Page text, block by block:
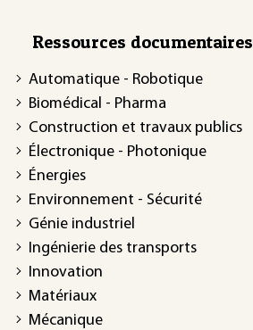
Ressources documentaires
Automatique - Robotique
Biomédical - Pharma
Construction et travaux publics
Électronique - Photonique
Énergies
Environnement - Sécurité
Génie industriel
Ingénierie des transports
Innovation
Matériaux
Mécanique